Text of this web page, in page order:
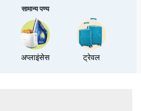
सामान्य पण्य
अप्लाइंसेस ट्रेवल